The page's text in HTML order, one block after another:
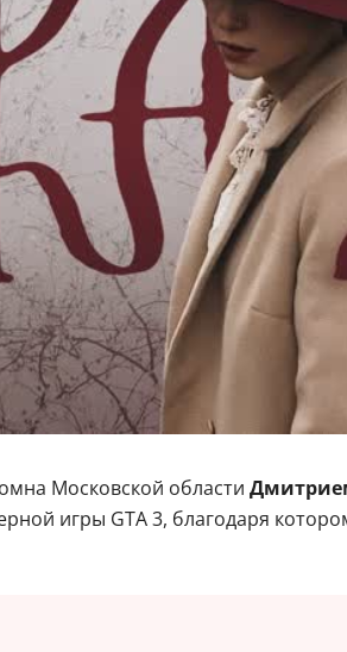
Московской области
игры GTA 3, благодаря